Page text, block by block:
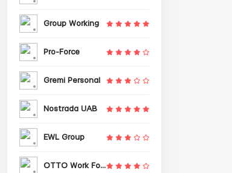
Group Working
Pro-Force
Gremi Personal
Nostrada UAB
EWL Group
OTTO Work Force